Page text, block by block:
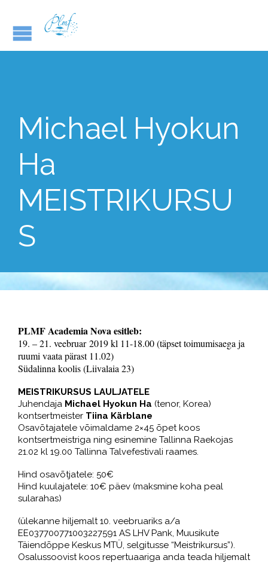
Michael Hyokun
Ha
MEISTRIKURSU
S
PLMF Academia Nova esitleb:
19. – 21. veebruar 2019 kl 11-18.00 (täpset toimumisaega ja
ruumi vaata pärast 11.02)
Südalinna koolis (Liivalaia 23)
MEISTRIKURSUS LAULJATELE
Juhendaja Michael Hyokun Ha (tenor, Korea)
kontsertmeister Tiina Kärblane
Osavõtajatele võimaldame 2×45 õpet koos
kontsertmeistriga ning esinemine Tallinna Raekojas
21.02 kl 19.00 Tallinna Talvefestivali raames.
Hind osavõtjatele: 50€
Hind kuulajatele: 10€ päev (maksmine koha peal
sularahas)
(ülekanne hiljemalt 10. veebruariks a/a
EE037700771003227591 AS LHV Pank, Muusikute
Täiendõppe Keskus MTÜ, selgitusse “Meistrikursus”).
Osalussoovist koos repertuaariga anda teada hiljemalt